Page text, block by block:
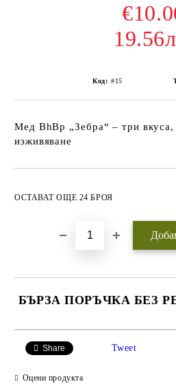
Код: #15
Мед BhBp „Зебра“ – три
изживяване
ОСТАВАТ ОЩЕ 24 БРОЯ
БЪРЗА ПОРЪЧКА БЕЗ
Share Tweet
Оцени продукта